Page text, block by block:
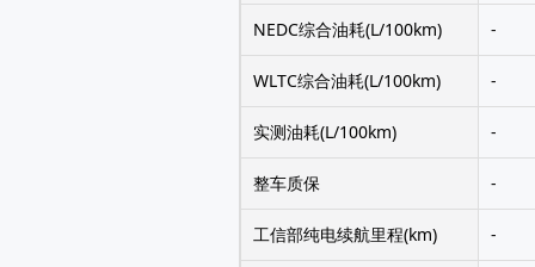
NEDC综合油耗(L/100km) -
WLTC综合油耗(L/100km) -
实测油耗(L/100km) -
整车质保 -
工信部纯电续航里程(km) -